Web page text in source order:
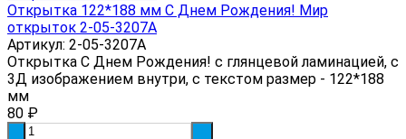
Открытка 122*188 мм С Днем Рождения! Мир
открыток 2-05-3207А
Артикул: 2-05-3207А
Открытка С Днем Рождения! с глянцевой ламинацией, с
3Д изображением внутри, с текстом размер - 122*188
мм
80 ₽